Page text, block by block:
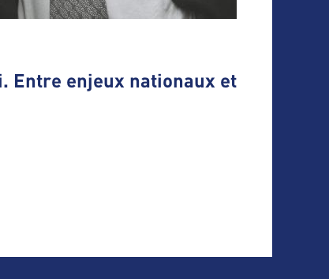
Entre enjeux nationaux et